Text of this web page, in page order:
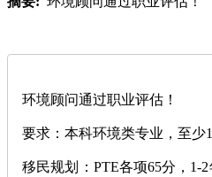
环境顾问通过职业评估！
要求：本科环境类专业，至少
移民规划：PTE各项65分，1-